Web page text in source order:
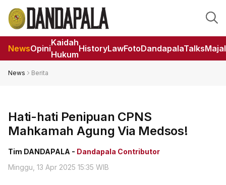
NewsOpini
Kaidah
Hukum
HistoryLawFotoDandapalaTalks
News Berita
Hati-hati Penipuan CPNS
Mahkamah Agung Via Medsos!
Tim DANDAPALA - Dandapala Contributor
Minggu, 13 Apr 2025 15:35 WIB